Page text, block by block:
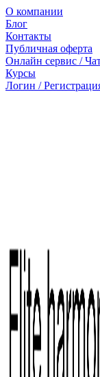
О компании
Блог
Контакты
Публичная оферта
Онлайн сервис /
Курсы
Логин /